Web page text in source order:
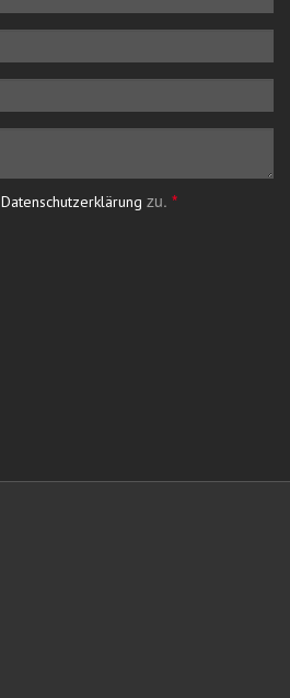
Datenschutzerklärung zu. *